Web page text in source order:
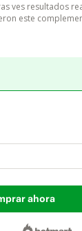
ves resultados
este
ahora